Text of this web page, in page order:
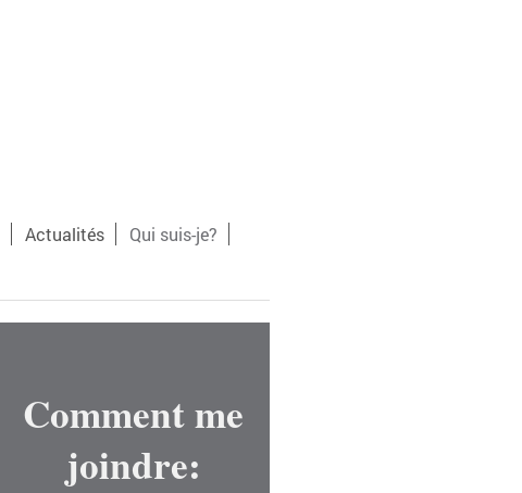
Actualités
Qui suis-je?
Comment me
joindre: